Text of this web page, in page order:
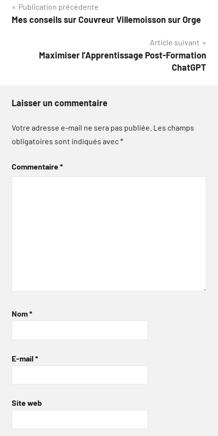
Navigation
de
Publication précédente
Mes conseils sur Couvreur Villemoisson sur Orge
Article suivant
Maximiser l’Apprentissage Post-Formation
ChatGPT
Laisser un commentaire
Votre adresse e-mail ne sera pas publiée. Les champs
obligatoires sont indiqués avec*
Commentaire*
Nom*
E-mail *
Site web